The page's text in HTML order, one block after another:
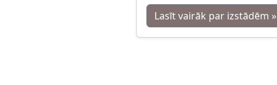
Lasīt vairāk par izstādēm »